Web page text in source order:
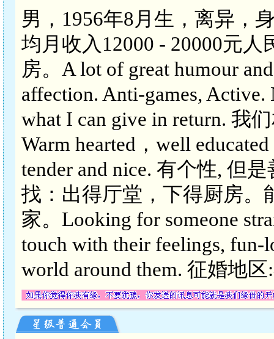
男，1956年8月生，离异，
均月收入12000 - 20000元
房。A lot of great humour
affection. Anti-games,
what I can give in return. 我
Warm hearted，well
tender and nice. 有个性, 但
找：出得厅堂，下得厨房。
家。Looking for someone
touch with their feelings, fun-
world around them. 征婚地